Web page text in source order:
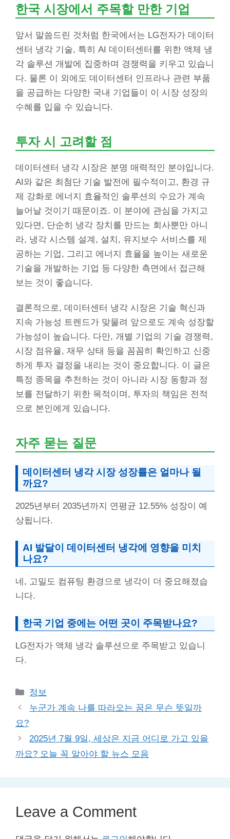
한국 시장에서 주목할 만한 기업
앞서 말씀드린 것처럼 한국에서는 LG전자가 데이터
센터 냉각 기술, 특히 AI 데이터센터를 위한 액체 냉
각 솔루션 개발에 집중하며 경쟁력을 키우고 있습니
다. 물론 이 외에도 데이터센터 인프라나 관련 부품
을 공급하는 다양한 국내 기업들이 이 시장 성장의
수혜를 입을 수 있습니다.
투자 시 고려할 점
데이터센터 냉각 시장은 분명 매력적인 분야입니다.
AI와 같은 최첨단 기술 발전에 필수적이고, 환경 규
제 강화로 에너지 효율적인 솔루션의 수요가 계속
늘어날 것이기 때문이죠. 이 분야에 관심을 가지고
있다면, 단순히 냉각 장치를 만드는 회사뿐만 아니
라, 냉각 시스템 설계, 설치, 유지보수 서비스를 제
공하는 기업, 그리고 에너지 효율을 높이는 새로운
기술을 개발하는 기업 등 다양한 측면에서 접근해
보는 것이 좋습니다.
결론적으로, 데이터센터 냉각 시장은 기술 혁신과
지속 가능성 트렌드가 맞물려 앞으로도 계속 성장할
가능성이 높습니다. 다만, 개별 기업의 기술 경쟁력,
시장 점유율, 재무 상태 등을 꼼꼼히 확인하고 신중
하게 투자 결정을 내리는 것이 중요합니다. 이 글은
특정 종목을 추천하는 것이 아니라 시장 동향과 정
보를 전달하기 위한 목적이며, 투자의 책임은 전적
으로 본인에게 있습니다.
자주 묻는 질문
데이터센터 냉각 시장 성장률은 얼마나 될
까요?
2025년부터 2035년까지 연평균 12.55% 성장이 예
상됩니다.
AI 발달이 데이터센터 냉각에 영향을 미치
나요?
네, 고밀도 컴퓨팅 환경으로 냉각이 더 중요해졌습
니다.
한국 기업 중에는 어떤 곳이 주목받나요?
LG전자가 액체 냉각 솔루션으로 주목받고 있습니
다.
Categories
정보
누군가 계속 나를 따라오는 꿈은 무슨 뜻일까
요?
2025년 7월 9일, 세상은 지금 어디로 가고 있을
까요? 오늘 꼭 알아야 할 뉴스 모음
Leave a Comment